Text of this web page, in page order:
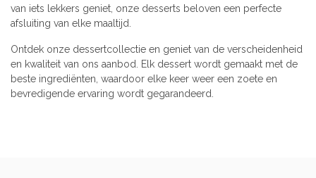
van iets lekkers geniet, onze desserts beloven een perfecte
afsluiting van elke maaltijd.
Ontdek onze dessertcollectie en geniet van de verscheidenheid
en kwaliteit van ons aanbod. Elk dessert wordt gemaakt met de
beste ingrediënten, waardoor elke keer weer een zoete en
bevredigende ervaring wordt gegarandeerd.